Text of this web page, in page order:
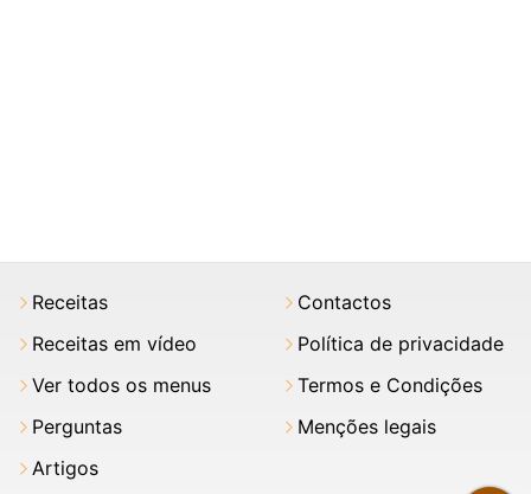
Receitas
Receitas em vídeo
Ver todos os menus
Perguntas
Artigos
Contactos
Política de privacidade
Termos e Condições
Menções legais